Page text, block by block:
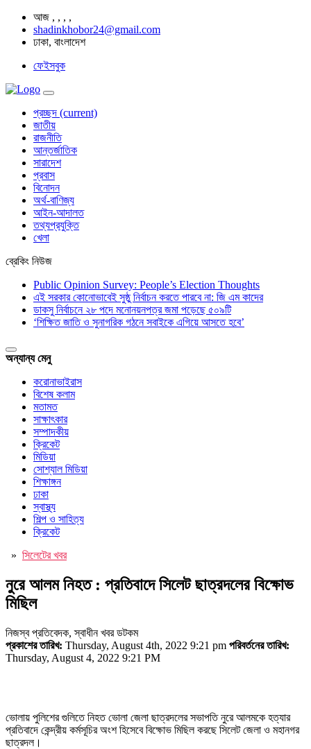
আজ , , , ,
shadinkhobor24@gmail.com
ঢাকা, বাংলাদেশ
ফেইসবুক
প্রচ্ছদ (current)
জাতীয়
রাজনীতি
আন্তর্জাতিক
সারাদেশ
প্রবাস
বিনোদন
অর্থ-বাণিজ্য
আইন-আদালত
তথ্যপ্রযুক্তি
খেলা
ব্রেকিং নিউজ
Public Opinion Survey: People’s Election Thoughts
এই সরকার কোনোভাবেই সুষ্ঠু নির্বাচন করতে পারবে না: জি এম কাদের
ডাকসু নির্বাচনে ২৮ পদে মনোনয়নপত্র জমা পড়েছে ৫০৯টি
‘শিক্ষিত জাতি ও সুনাগরিক গঠনে সবাইকে এগিয়ে আসতে হবে’
অন্যান্য মেনু
করোনাভাইরাস
বিশেষ কলাম
মতামত
সাক্ষাৎকার
সম্পাদকীয়
ক্রিকেট
মিডিয়া
সোশ্যাল মিডিয়া
শিক্ষাঙ্গন
ঢাকা
স্বাস্থ্য
শিল্প ও সাহিত্য
ক্রিকেট
» সিলেটের খবর
নুরে আলম নিহত : প্রতিবাদে সিলেট ছাত্রদলের বিক্ষোভ
মিছিল
নিজস্ব প্রতিবেদক, স্বাধীন খবর ডটকম
প্রকাশের তারিখ: Thursday, August 4th, 2022 9:21 pm পরিবর্তনের তারিখ:
Thursday, August 4, 2022 9:21 PM
ভোলায় পুলিশের গুলিতে নিহত ভোলা জেলা ছাত্রদলের সভাপতি নুরে আলমকে হত্যার
প্রতিবাদে কেন্দ্রীয় কর্মসূচির অংশ হিসেবে বিক্ষোভ মিছিল করছে সিলেট জেলা ও মহানগর
ছাত্রদল।